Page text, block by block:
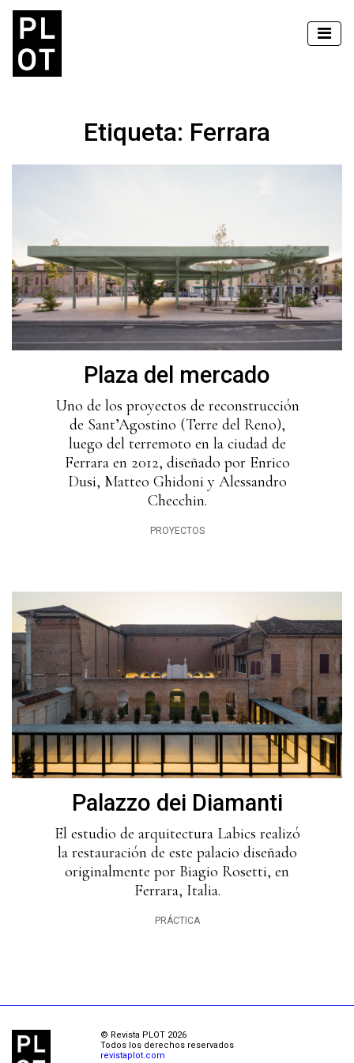
Etiqueta: Ferrara
Plaza del mercado
Uno de los proyectos de reconstrucción
de Sant’Agostino (Terre del Reno),
luego del terremoto en la ciudad de
Ferrara en 2012, diseñado por Enrico
Dusi, Matteo Ghidoni y Alessandro
Checchin.
PROYECTOS
Palazzo dei Diamanti
El estudio de arquitectura Labics realizó
la restauración de este palacio diseñado
originalmente por Biagio Rosetti, en
Ferrara, Italia.
PRÁCTICA
© Revista PLOT 2026
Todos los derechos reservados
revistaplot.com